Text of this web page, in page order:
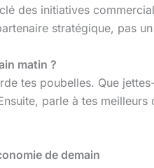
des initiatives
stratégique, pas
matin ?
tes poubelles. Que
parle à tes
de demain